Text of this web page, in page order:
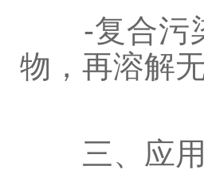
-复合污染
物，再溶解
三、应用